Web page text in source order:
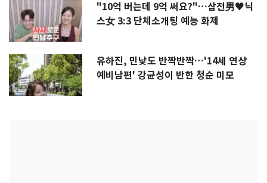
"10억 버는데 9억 써요?"…삼전男♥닉
스女 3:3 단체소개팅 예능 화제
유하진, 민낯도 반짝반짝…'14세 연상
예비남편' 강균성이 반한 청순 미모